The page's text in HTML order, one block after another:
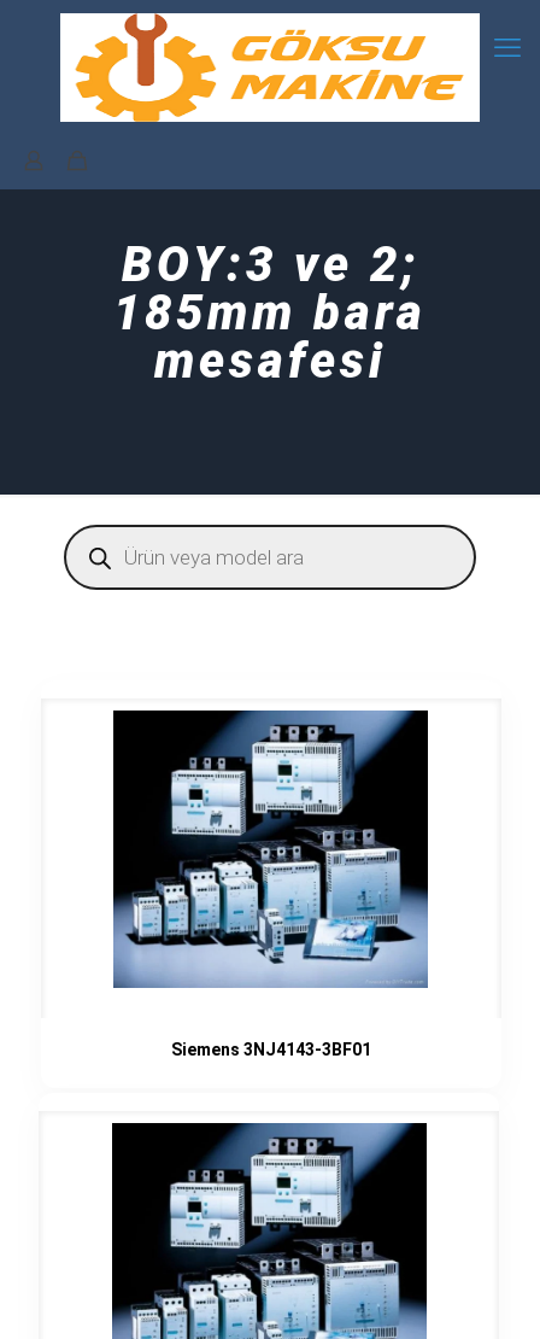
BOY:3 ve 2;
185mm bara
mesafesi
Products
search
Siemens 3NJ4143-3BF01